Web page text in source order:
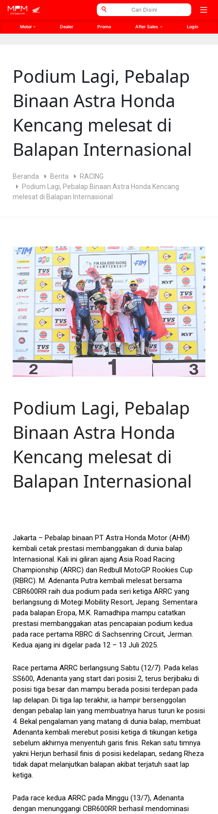
// Open Graph Meta // Twitter Meta
Open
Motor Dealer Promo After Sales Login
Podium Lagi, Pebalap
Binaan Astra Honda
Kencang melesat di
Balapan Internasional
Beranda Berita
RACING
Podium Lagi, Pebalap Binaan Astra Honda Kencang
melesat di Balapan Internasional
Podium Lagi, Pebalap
Binaan Astra Honda
Kencang melesat di
Balapan Internasional
Jakarta – Pebalap binaan PT Astra Honda Motor (AHM)
kembali cetak prestasi membanggakan di dunia balap
Internasional. Kali ini giliran ajang Asia Road Racing
Championship (ARRC) dan Redbull MotoGP Rookies Cup
(RBRC). M. Adenanta Putra kembali melesat bersama
CBR600RR raih dua podium pada seri ketiga ARRC yang
berlangsung di Motegi Mobility Resort, Jepang. Sementara
pada balapan Eropa, M.K. Ramadhipa mampu catatkan
prestasi membanggakan atas pencapaian podium kedua
pada race pertama RBRC di Sachsenring Circuit, Jerman.
Kedua ajang ini digelar pada 12 – 13 Juli 2025.
Race pertama ARRC berlangsung Sabtu (12/7). Pada kelas
SS600, Adenanta yang start dari posisi 2, terus berjibaku di
posisi tiga besar dan mampu berada posisi terdepan pada
lap delapan. Di tiga lap terakhir, ia hampir bersenggolan
dengan pebalap lain yang membuatnya harus turun ke posisi
4. Bekal pengalaman yang matang di dunia balap, membuat
Adenanta kembali merebut posisi ketiga di tikungan ketiga
sebelum akhirnya menyentuh garis finis. Rekan satu timnya
yakni Herjun berhasil finis di posisi kedelapan, sedang Rheza
tidak dapat melanjutkan balapan akibat terjatuh saat lap
ketiga.
Pada race kedua ARRC pada Minggu (13/7), Adenanta
dengan menunggangi CBR600RR berhasil mendominasi